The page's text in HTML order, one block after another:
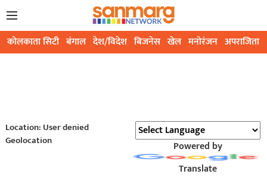
कोलकाता सिटी बंगाल देश/विदेश बिजनेस खेल मनोरंजन अपराजिता
Location: User denied
Geolocation
Powered by
Translate